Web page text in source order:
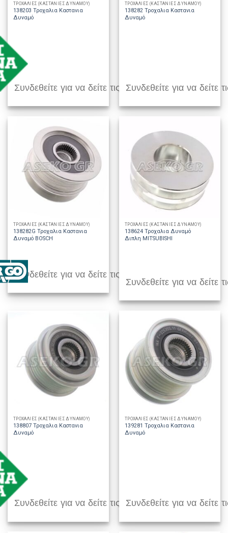
ΤΡΟΧΑΛΙΕΣ (ΚΑΣΤΑΝΙΕΣ ΔΥΝΑΜΟΥ)
138203 Τροχαλια Καστανια
Δυναμό
Συνδεθείτε για να δείτε τις τιμές
ΤΡΟΧΑΛΙΕΣ (ΚΑΣΤΑΝΙΕΣ ΔΥΝΑΜΟΥ)
138282 Τροχαλια Καστανια
Δυναμό
Συνδεθείτε για να δείτε
ΤΡΟΧΑΛΙΕΣ (ΚΑΣΤΑΝΙΕΣ ΔΥΝΑΜΟΥ)
138282G Τροχαλια Καστανια
Δυναμό BOSCH
Συνδεθείτε για να δείτε τις τιμές
ΤΡΟΧΑΛΙΕΣ (ΚΑΣΤΑΝΙΕΣ ΔΥΝΑΜΟΥ)
138624 Τροχαλια Δυναμό
Διπλη MITSUBISHI
Συνδεθείτε για να δείτε
ΤΡΟΧΑΛΙΕΣ (ΚΑΣΤΑΝΙΕΣ ΔΥΝΑΜΟΥ)
138807 Τροχαλια Καστανια
Δυναμό
Συνδεθείτε για να δείτε τις τιμές
ΤΡΟΧΑΛΙΕΣ (ΚΑΣΤΑΝΙΕΣ ΔΥΝΑΜΟΥ)
139281 Τροχαλια Καστανια
Δυναμό
Συνδεθείτε για να δείτε